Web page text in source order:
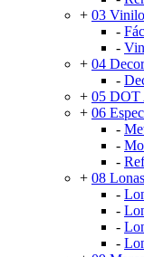
+ 03
-
-
+ 04
-
+ 05 DOT
+ 06
-
-
-
+ 08 Lonas
-
-
-
-